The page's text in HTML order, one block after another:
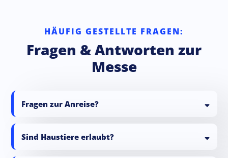
HÄUFIG GESTELLTE FRAGEN:
Fragen & Antworten zur
Messe
Fragen zur Anreise?
Adresse
Sind Haustiere erlaubt?